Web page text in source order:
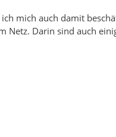
mich auch damit
Netz. Darin sind auch